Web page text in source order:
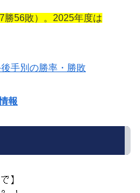
勝56敗）。2025年度は
手別の勝率・勝敗
報